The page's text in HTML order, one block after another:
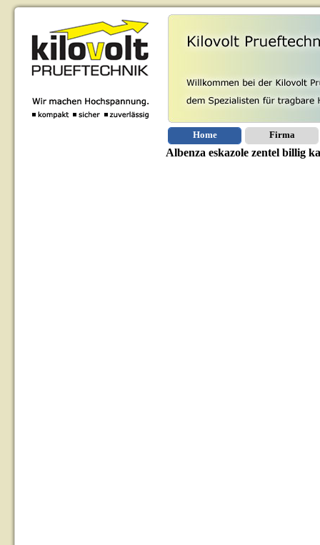
Home Firma
Albenza eskazole zentel billig